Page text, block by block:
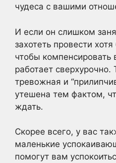
чудеса с вашими
И если он слишком
захотеть провести
чтобы компенсировать
работает
тревожная и
утешена тем фактом,
ждать.
Скорее всего, у вас
маленькие
помогут вам